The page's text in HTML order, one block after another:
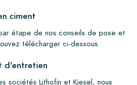
ciment
étape de nos conseils de pose et
télécharger ci-dessous.
d'entretien
sociétés Lithofin et Kiesel, nous